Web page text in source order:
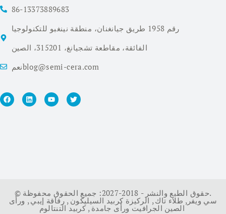
86-13373889683
رقم 1958 طريق جيانغنان، منطقة نينغبو للتكنولوجيا
الفائقة، مقاطعة تشجيانغ، 315201، الصين
نعمblog@semi-cera.com
© حقوق الطبع والنشر - 2018-2027: جميع الحقوق محفوظة.
سي ويفر, طلاء تاك, الركيزة كربيد السيليكون,رقاقة إيبي, ورأى
الصين الجرافيت ورأى جامدة, كربيد التنتالوم